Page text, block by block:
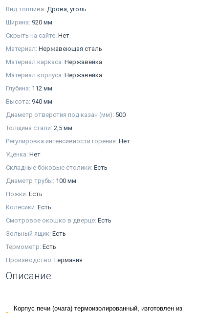
Вид топлива: Дрова, уголь
Ширина: 920 мм
Скрыть на сайте: Нет
Материал: Нержавеющая сталь
Материал каркаса: Нержавейка
Материал корпуса: Нержавейка
Глубина: 112 мм
Высота: 940 мм
Диаметр отверстия под казан (мм): 500
Толщина стали: 2,5 мм
Регулировка интенсивности горения: Нет
Уценка: Нет
Складные боковые столики: Есть
Диаметр трубы: 100 мм
Ножки: Есть
Колесики: Есть
Смотровое окошко в дверце: Есть
Зольный ящик: Есть
Термометр: Есть
Производство: Германия
Описание
Корпус печи (очага) термоизолированный, изготовлен из